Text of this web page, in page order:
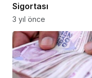
Sigortası
3 yıl önce